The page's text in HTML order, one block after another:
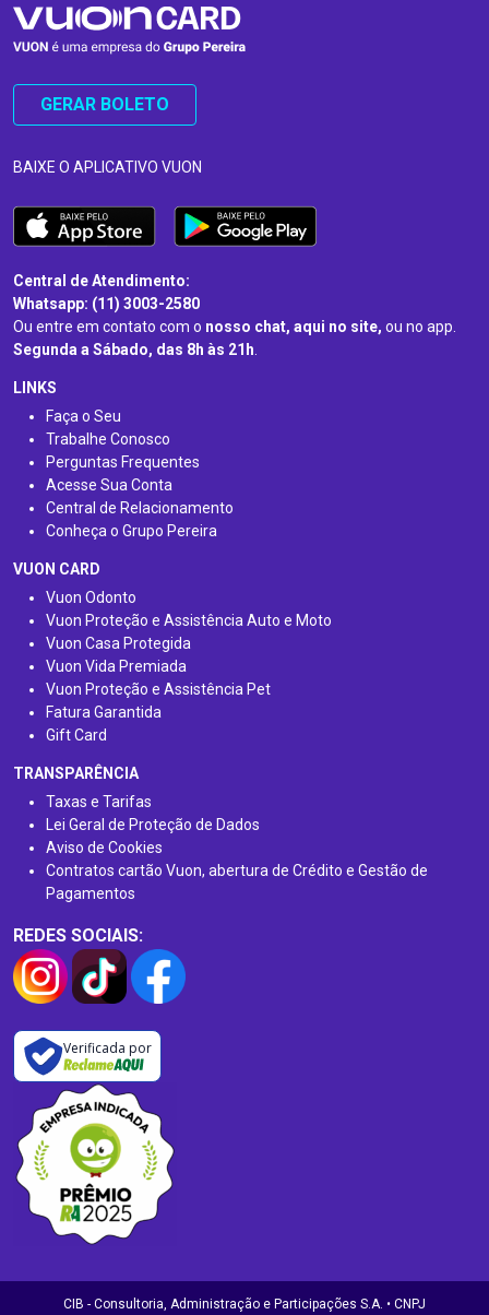
GERAR BOLETO
BAIXE O APLICATIVO VUON
Central de Atendimento:
Whatsapp: (11) 3003-2580
Ou entre em contato com o nosso chat, aqui no site, ou no app.
Segunda a Sábado, das 8h às 21h.
LINKS
Faça o Seu
Trabalhe Conosco
Perguntas Frequentes
Acesse Sua Conta
Central de Relacionamento
Conheça o Grupo Pereira
VUON CARD
Vuon Odonto
Vuon Proteção e Assistência Auto e Moto
Vuon Casa Protegida
Vuon Vida Premiada
Vuon Proteção e Assistência Pet
Fatura Garantida
Gift Card
TRANSPARÊNCIA
Taxas e Tarifas
Lei Geral de Proteção de Dados
Aviso de Cookies
Contratos cartão Vuon, abertura de Crédito e Gestão de
Pagamentos
REDES SOCIAIS:
Verificada por
CIB - Consultoria, Administração e Participações S.A. • CNPJ